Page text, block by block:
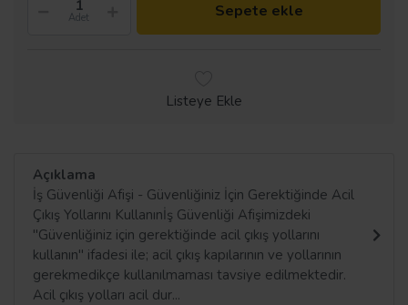
Adet Sepete ekle
Listeye Ekle
Açıklama
İş Güvenliği Afişi - Güvenliğiniz İçin Gerektiğinde Acil
Çıkış Yollarını Kullanınİş Güvenliği Afişimizdeki
"Güvenliğiniz için gerektiğinde acil çıkış yollarını
kullanın" ifadesi ile; acil çıkış kapılarının ve yollarının
gerekmedikçe kullanılmaması tavsiye edilmektedir.
Acil çıkış yolları acil dur...